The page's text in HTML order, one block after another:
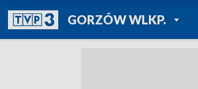
GORZÓW WLKP.POWRÓT DO
TVP REGIONY